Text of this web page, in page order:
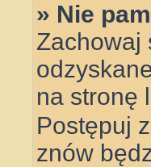
» Nie
Zachowaj
na stronę
Postępuj
znów